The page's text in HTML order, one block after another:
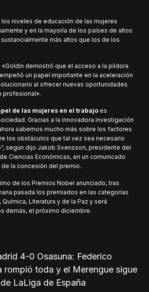
los niveles de educación de las mujeres
y en la mayoría de los países de altos
más altos que los de los
«Goldin demostró que el acceso a la píldora
un papel importante en la aceleración
al ofrecer nuevas oportunidades
profesional».
de las mujeres en el trabajo es
Gracias a la innovadora investigación
sabemos mucho más sobre los factores
los obstáculos que tal vez sea necesario
según dijo Jakob Svensson, presidente del
Ciencias Económicas, en un comunicado
la concesión del premio.
de los Premios Nobel anunciado, tras
pasada los premiados en las categorías
Literatura y de la Paz y será
demás, el próximo diciembre.
4-0 Osasuna: Federico
rompió toda y el Merengue sigue
LaLiga de España